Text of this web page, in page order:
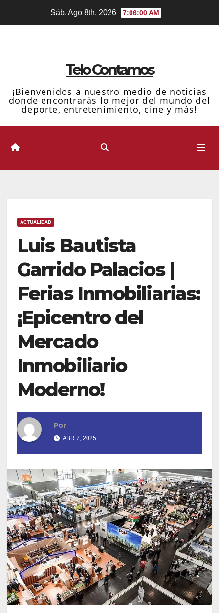
Sáb. Ago 8th, 2026 7:06:01 AM
Telo Contamos
¡Bienvenidos a nuestro medio de noticias
donde encontrarás lo mejor del mundo del
deporte, entretenimiento, cine y más!
ACTUALIDAD
Luis Bautista
Garrido Palacios |
Ferias Inmobiliarias:
¡Epicentro del
Mercado
Inmobiliario
Moderno!
Por
ABR 7, 2025